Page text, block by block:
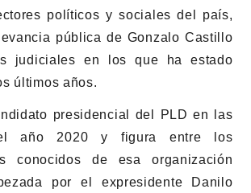
políticos y sociales del país,
pública de Gonzalo Castillo
judiciales en los que ha estado
últimos años.
presidencial del PLD en las
año 2020 y figura entre los
conocidos de esa organización
por el expresidente Danilo